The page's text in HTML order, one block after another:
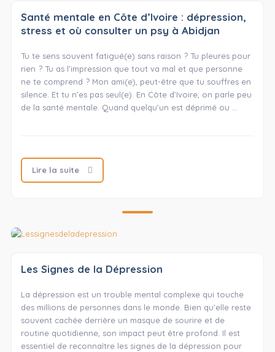
Santé mentale en Côte d’Ivoire : dépression,
stress et où consulter un psy à Abidjan
Tu te sens souvent fatigué(e) sans raison ? Tu pleures pour
rien ? Tu as l’impression que tout va mal et que personne
ne te comprend ? Mon ami(e), peut-être que tu souffres en
silence. Et tu n’es pas seul(e). En Côte d’Ivoire, on parle peu
de la santé mentale. Quand quelqu’un est déprimé ou …
Lire la suite
Les Signes de la Dépression
La dépression est un trouble mental complexe qui touche
des millions de personnes dans le monde. Bien qu’elle reste
souvent cachée derrière un masque de sourire et de
routine quotidienne, son impact peut être profond. Il est
essentiel de reconnaître les signes de la dépression pour